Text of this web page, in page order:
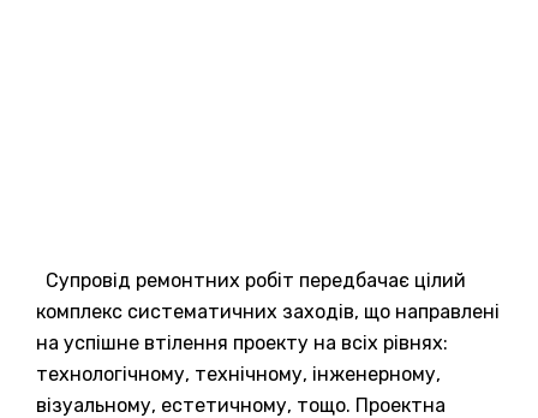
Супровід ремонтних робіт передбачає цілий
комплекс систематичних заходів, що направлені
на успішне втілення проекту на всіх рівнях:
технологічному, технічному, інженерному,
візуальному, естетичному, тощо. Проектна